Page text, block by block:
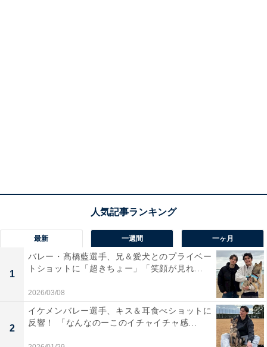
最新 一週間 一ヶ月
1
バレー・髙橋藍選手、兄＆愛犬とのプライベー
トショットに「超きちょー」「笑顔が見れ...
2026/03/08
2
イケメンバレー選手、キス＆耳食べショットに
反響！ 「なんなのーこのイチャイチャ感...